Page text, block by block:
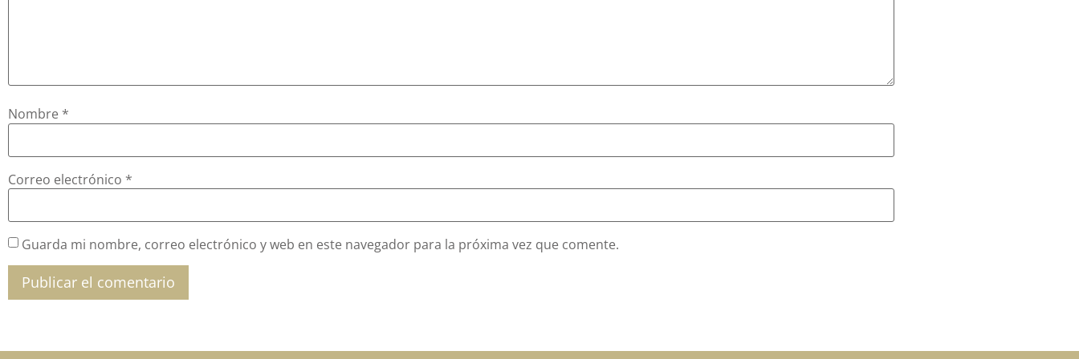
Nombre *
Correo electrónico *
Guarda mi nombre, correo electrónico y web en este navegador para la próxima vez que comente.